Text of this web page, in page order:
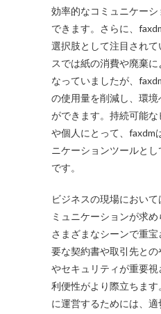
効率的なコミュニケー
できます。さらに、
選択肢として注目され
スでは紙の消費や廃棄
なっていましたが、
の使用量を削減し、環
ができます。持続可能
や個人にとって、faxdm
ニケーションツールと
です。
ビジネスの現場におい
ミュニケーションが求
さまざまなシーンで重
要な契約書や取引先と
やセキュリティが重要
利便性がより際立ちま
に運営するためには、